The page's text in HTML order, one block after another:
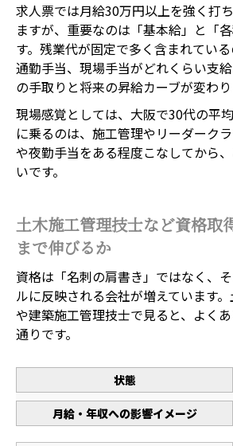
求人票では月給30万円以上を強く打
ますが、重要なのは「基本給」と「
す。残業代が固定で多く含まれてい
通勤手当、現場手当がどれくらい支
の手取りと将来の昇給カーブが変わり
現場感覚としては、大阪で30代の平
に乗るのは、施工管理やリーダーク
や夜勤手当をある程度こなしてから
いです。
土木施工管理技士など資格取
まで伸びるか
資格は「名刺の肩書き」ではなく、
ルに反映される会社が増えています
や建築施工管理技士で見ると、よく
通りです。
状態
月給・年収への影響イメージ